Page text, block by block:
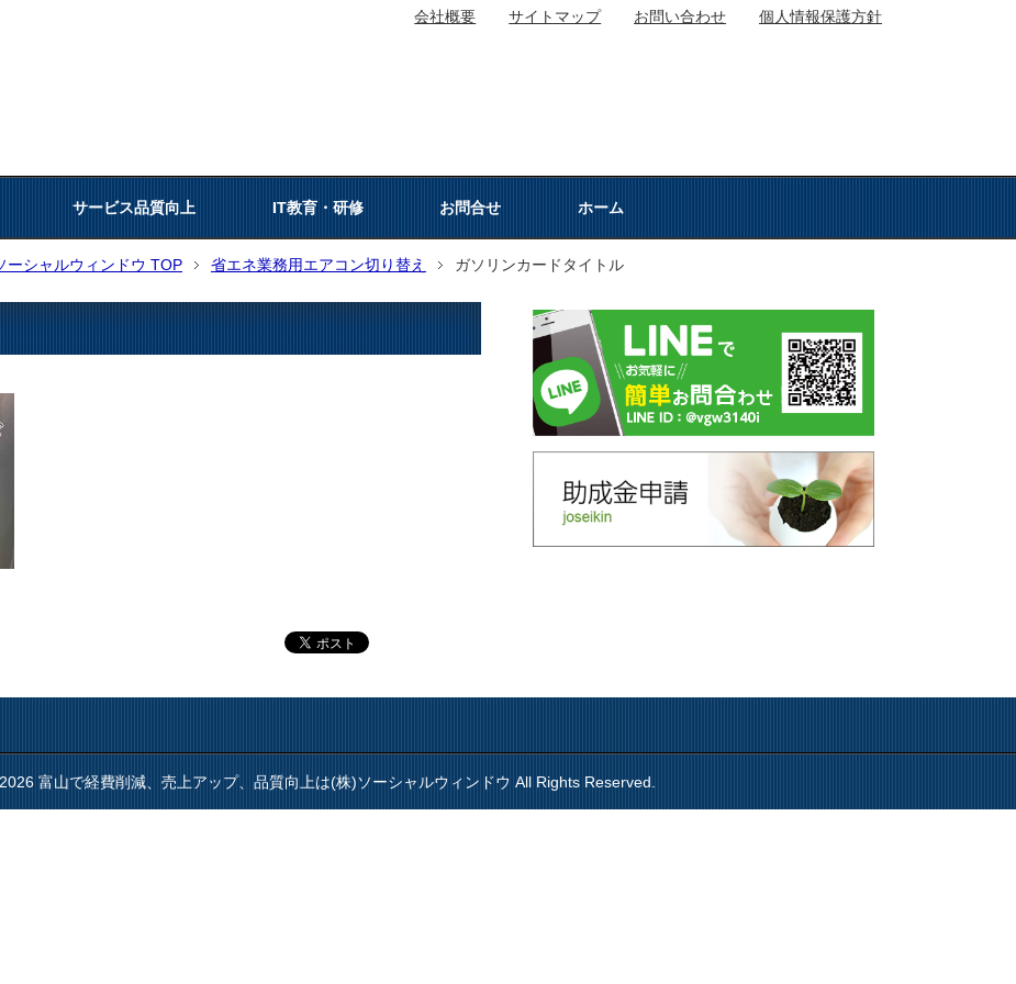
サービス品質向上 IT教育・研修 お問合せ ホーム
ーシャルウィンドウ TOP 省エネ業務用エアコン切り替え ガソリンカードタイトル
会社概要 サイトマップ お問い合わせ 個人情報保護方針
富山で経費削減、売上アップ、品質向上は(株)ソーシャルウィンドウ All Rights Reserved.